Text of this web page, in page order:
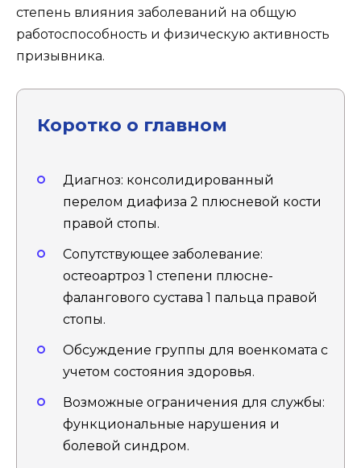
степень влияния заболеваний на общую
работоспособность и физическую активность
призывника.
Коротко о главном
Диагноз: консолидированный
перелом диафиза 2 плюсневой кости
правой стопы.
Сопутствующее заболевание:
остеоартроз 1 степени плюсне-
фалангового сустава 1 пальца правой
стопы.
Обсуждение группы для военкомата с
учетом состояния здоровья.
Возможные ограничения для службы:
функциональные нарушения и
болевой синдром.